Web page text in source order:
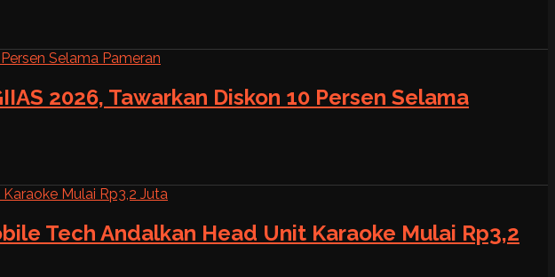
2026, Tawarkan Diskon 10 Persen Selama
Tech Andalkan Head Unit Karaoke Mulai Rp3,2